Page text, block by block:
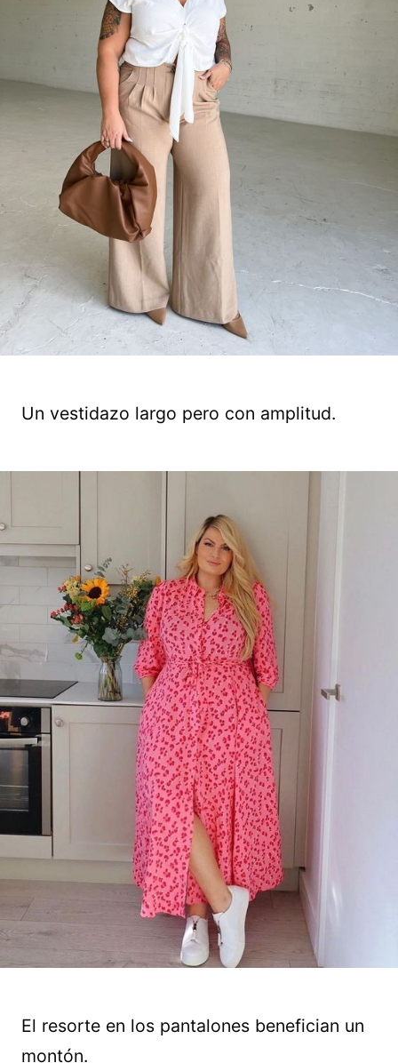
Un vestidazo largo pero con amplitud.
El resorte en los pantalones benefician un
montón.